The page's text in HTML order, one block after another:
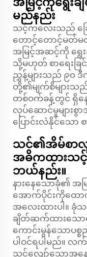
မည်နည်း
သင့်ကလေးသည် ခြေ
တောင့်တောင့်မတ်မ
အမြင့်အဆင့်ကို ရွေး
သို့မဟုတ် စာရေးခြ
ညွှန့်များသည် ၉၀
တို့၏မျက်စိများသ
တစ်ဝက်ခန့်တွင် ရှိန
လုပ်ဆောင်မှုမျာ
ပြောင်းလဲနိုင်သော စ
သင်၏အိမ်စာလု
အဓိကထားသင့်သ
ဘယ်နည်း။
နားနေသောခုံ၏ အမြ
အောက်ပိုင်းကိုထောက်
အလေးထားပါ။ ခုံ
ချိတ်ဆက်ထားသော
ကောင်းမွန်သောပစ္စ
ပါဝင်ရပါမည်။ လ
သင့်လျော်သောအန